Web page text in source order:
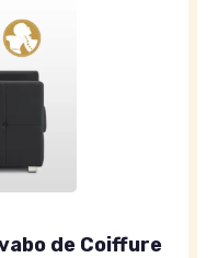
de Coiffure